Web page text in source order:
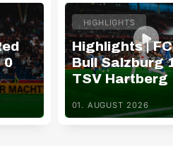
0
HIGHLIGHTS
Highlights |
Bull Salzburg
TSV Hartberg
01. AUGUST 2026